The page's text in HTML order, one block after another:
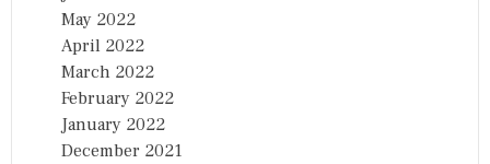
May 2022
April 2022
March 2022
February 2022
January 2022
December 2021